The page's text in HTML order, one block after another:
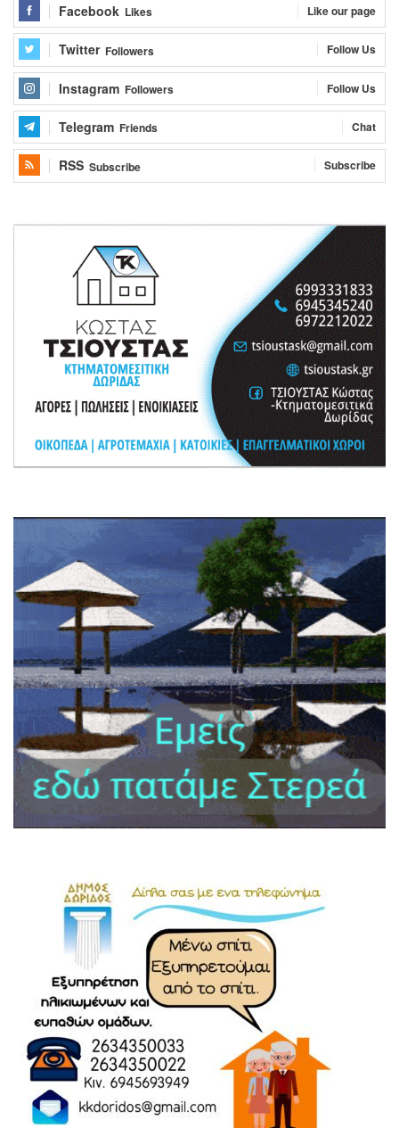
Facebook Likes Like our page
Twitter Followers Follow Us
Instagram Followers Follow Us
Telegram Friends Chat
RSS Subscribe Subscribe